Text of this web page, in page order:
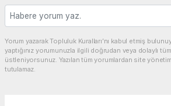
Yorum yazarak Topluluk Kuralları’nı kabul etmiş
yaptığınız yorumunuzla ilgili doğrudan veya dolaylı
üstleniyorsunuz. Yazılan tüm yorumlardan site
tutulamaz.